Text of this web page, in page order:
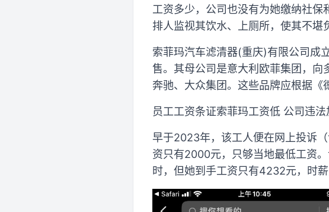
工资多少，公司也没有为她缴纳社
排人监视其饮水、上厕所，使其不堪
索菲玛汽车滤清器(重庆)有限公司成
售。其母公司是意大利欧菲集团，向
奔驰、大众集团。这些品牌应根据《
员工工资条证索菲玛工资低 公司违法
早于2023年，该工人便在网上投诉
资只有2000元，只够当地最低工资
时，但她到手工资只有4232元，时薪